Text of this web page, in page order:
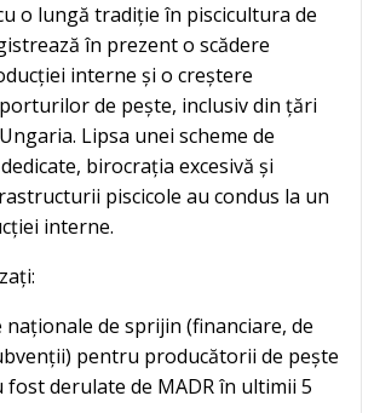
o lungă tradiție în piscicultura de
în prezent o scădere
interne și o creștere
de pește, inclusiv din țări
Lipsa unei scheme de
birocrația excesivă și
piscicole au condus la un
interne.
naționale de sprijin (financiare, de
pentru producătorii de pește
fost derulate de MADR în ultimii 5